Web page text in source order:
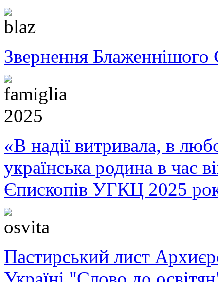
Звернення Блаженнішого
«В надії витривала, в
українська родина в час
Єпископів УГКЦ 2025
Пастирський лист